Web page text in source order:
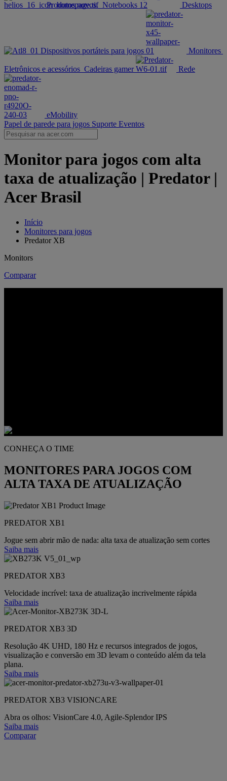
Produtos novos. Notebooks Desktops
Dispositivos portáteis para jogos Monitores
Eletrônicos e acessórios Cadeiras gamer Rede
eMobility
Papel de parede para jogos Suporte Eventos
Monitor para jogos com alta
taxa de atualização | Predator |
Acer Brasil
Início
Monitores para jogos
Predator XB
Monitors
Comparar
CONHEÇA O TIME
MONITORES PARA JOGOS COM
ALTA TAXA DE ATUALIZAÇÃO
PREDATOR XB1
Jogue sem abrir mão de nada: alta taxa de atualização sem cortes
Saiba mais
PREDATOR XB3
Velocidade incrível: taxa de atualização incrivelmente rápida
Saiba mais
PREDATOR XB3 3D
Resolução 4K UHD, 180 Hz e recursos integrados de jogos,
visualização e conversão em 3D levam o conteúdo além da tela
plana.
Saiba mais
PREDATOR XB3 VISIONCARE
Abra os olhos: VisionCare 4.0, Agile-Splendor IPS
Saiba mais
Comparar